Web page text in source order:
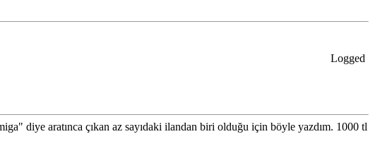
Logged
diye aratınca çıkan az sayıdaki ilandan biri olduğu için böyle yazdım. 1000 tl